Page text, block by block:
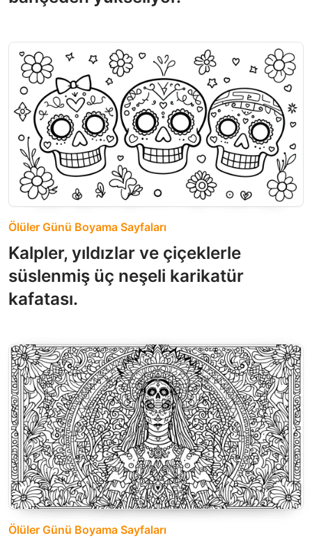
Ölüler Günü Boyama Sayfaları
Kalpler, yıldızlar ve çiçeklerle
süslenmiş üç neşeli karikatür
kafatası.
Ölüler Günü Boyama Sayfaları